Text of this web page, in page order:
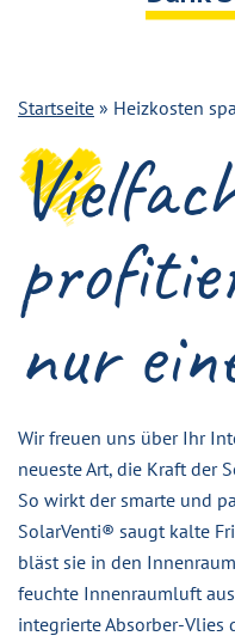
Startseite » Heizkosten
nur
Wir freuen uns über Ihr
neueste Art, die Kraft der
So wirkt der smarte und
SolarVenti® saugt kalte
bläst sie in den
feuchte Innenraumluft
integrierte Absorber-